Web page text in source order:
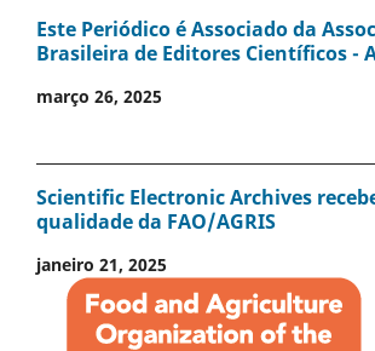
Este Periódico é Associado da
Brasileira de Editores Científicos -
março 26, 2025
Scientific Electronic Archives
qualidade da FAO/AGRIS
janeiro 21, 2025